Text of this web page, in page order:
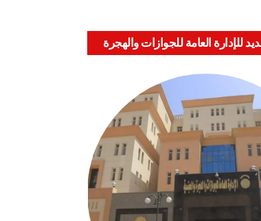
للإدارة العامة للجوازات والهجرة